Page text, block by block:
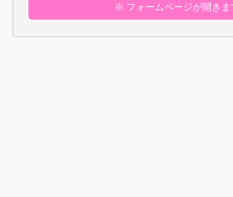
※ フォームページが開きま